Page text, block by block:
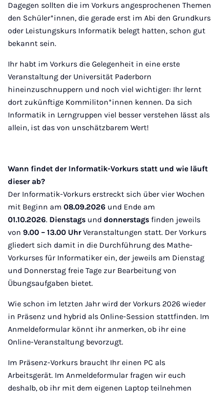
Dagegen sollten die im Vorkurs angesprochenen Themen
den Schüler*innen, die gerade erst im Abi den Grundkurs
oder Leistungskurs Informatik belegt hatten, schon gut
bekannt sein.
Ihr habt im Vorkurs die Gelegenheit in eine erste
Veranstaltung der Universität Paderborn
hineinzuschnuppern und noch viel wichtiger: Ihr lernt
dort zukünftige Kommiliton*innen kennen. Da sich
Informatik in Lerngruppen viel besser verstehen lässt als
allein, ist das von unschätzbarem Wert!
Wann findet der Informatik-Vorkurs statt und wie läuft
dieser ab?
Der Informatik-Vorkurs erstreckt sich über vier Wochen
mit Beginn am 08.09.2026 und Ende am
01.10.2026. Dienstags und donnerstags finden jeweils
von 9.00 – 13.00 UhrVeranstaltungen statt. Der Vorkurs
gliedert sich damit in die Durchführung des Mathe-
Vorkurses für Informatiker ein, der jeweils am Dienstag
und Donnerstag freie Tage zur Bearbeitung von
Übungsaufgaben bietet.
Wie schon im letzten Jahr wird der Vorkurs 2026 wieder
in Präsenz und hybrid als Online-Session stattfinden. Im
Anmeldeformular könnt ihr anmerken, ob ihr eine
Online-Veranstaltung bevorzugt.
Im Präsenz-Vorkurs braucht Ihr einen PC als
Arbeitsgerät. Im Anmeldeformular fragen wir euch
deshalb, ob ihr mit dem eigenen Laptop teilnehmen